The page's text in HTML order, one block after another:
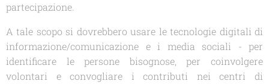
partecipazione.
A tale scopo si dovrebbero usare le tecnologie digitali di
informazione/comunicazione e i media sociali - per
identificare le persone bisognose, per coinvolgere
volontari e convogliare i contributi nei centri di